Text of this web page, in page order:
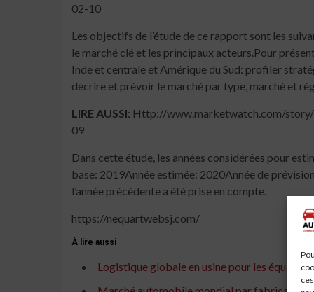
02-10
Les objectifs de l’étude de ce rapport sont les
le marché clé et les principaux acteurs.Pour
Inde et centrale et Amérique du Sud: profiler
décrire et prévoir le marché par type, marché et
LIRE AUSSI: Http://www.marketwatch.com/
09
Dans cette étude, les années considérées pour
base: 2019Année estimée: 2020Année de
l’année précédente a été prise en compte.
https://nequartwebsj.com/
À lire aussi
Logistique globale en usine pour les